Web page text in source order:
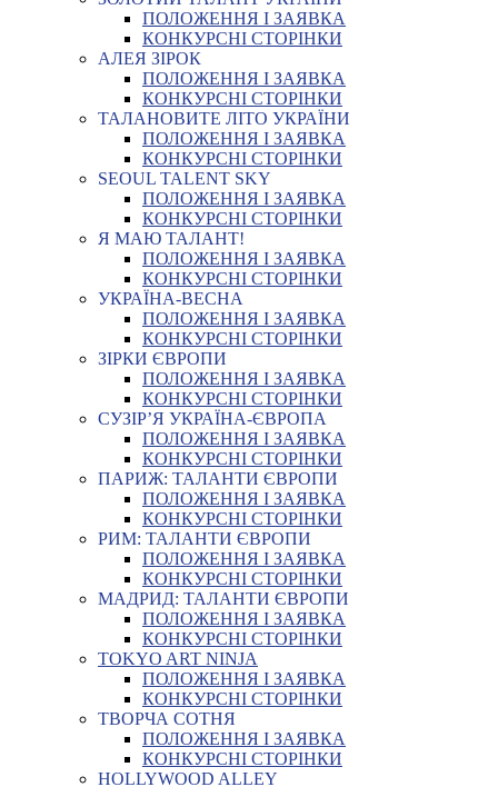
ПОЛОЖЕННЯ І ЗАЯВКА
КОНКУРСНІ СТОРІНКИ
АЛЕЯ ЗІРОК
ПОЛОЖЕННЯ І ЗАЯВКА
КОНКУРСНІ СТОРІНКИ
ТАЛАНОВИТЕ ЛІТО УКРАЇНИ
ПОЛОЖЕННЯ І ЗАЯВКА
КОНКУРСНІ СТОРІНКИ
SEOUL TALENT SKY
ПОЛОЖЕННЯ І ЗАЯВКА
КОНКУРСНІ СТОРІНКИ
Я МАЮ ТАЛАНТ!
ПОЛОЖЕННЯ І ЗАЯВКА
КОНКУРСНІ СТОРІНКИ
УКРАЇНА-ВЕСНА
ПОЛОЖЕННЯ І ЗАЯВКА
КОНКУРСНІ СТОРІНКИ
ЗІРКИ ЄВРОПИ
ПОЛОЖЕННЯ І ЗАЯВКА
КОНКУРСНІ СТОРІНКИ
СУЗІР’Я УКРАЇНА-ЄВРОПА
ПОЛОЖЕННЯ І ЗАЯВКА
КОНКУРСНІ СТОРІНКИ
ПАРИЖ: ТАЛАНТИ ЄВРОПИ
ПОЛОЖЕННЯ І ЗАЯВКА
КОНКУРСНІ СТОРІНКИ
РИМ: ТАЛАНТИ ЄВРОПИ
ПОЛОЖЕННЯ І ЗАЯВКА
КОНКУРСНІ СТОРІНКИ
МАДРИД: ТАЛАНТИ ЄВРОПИ
ПОЛОЖЕННЯ І ЗАЯВКА
КОНКУРСНІ СТОРІНКИ
TOKYO ART NINJA
ПОЛОЖЕННЯ І ЗАЯВКА
КОНКУРСНІ СТОРІНКИ
ТВОРЧА СОТНЯ
ПОЛОЖЕННЯ І ЗАЯВКА
КОНКУРСНІ СТОРІНКИ
HOLLYWOOD ALLEY